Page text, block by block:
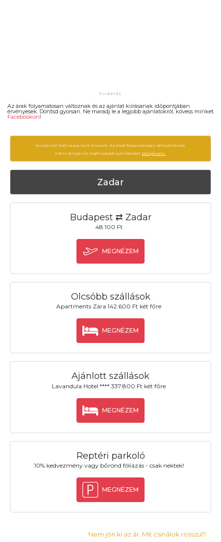
Az árak folyamatosan változnak és az ajánlat kiírásanak időpontjában
érvényesek. Döntsd gyorsan. Ne maradj le a legjobb ajánlatokról, kövess minket
Facebookon!
Az ajánlat 1243 napja nem frissült. Az árak folyamatosan változhatnak,
ezért célszerű a legfrissebb ajánlatokat böngészni.
Zadar
Budapest ⇄ Zadar
48.100 Ft
MEGNÉZEM
Olcsóbb szállások
Apartments Zara 142.600 Ft két főre
MEGNÉZEM
Ajánlott szállások
Lavandula Hotel **** 337.800 Ft két főre
MEGNÉZEM
Reptéri parkoló
10% kedvezmény vagy bőrönd fóliázás - csak nektek!
MEGNÉZEM
Nem jön ki az ár. Mit csinálok rosszul?